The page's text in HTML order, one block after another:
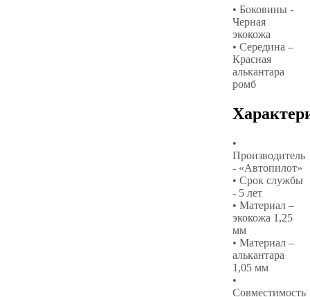
• Боковины -
Черная
экокожа
• Середина –
Красная
алькантара
ромб
•
Производитель
- «Автопилот»
• Срок службы
- 5 лет
• Материал –
экокожа 1,25
мм
• Материал –
алькантара
1,05 мм
•
Совместимость